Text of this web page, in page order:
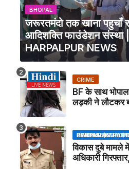
BHOPAL
जरूरतमंदो तक खाना पहुचाँ
आदिशक्ति फाउंडेशन संस्था |
HARPALPUR NEWS
CRIME
BF के साथ
लड़की ने लौटकर
BHOPAL SAMACHAR | NO 1 HINDI NEWS PORTAL OF CENTRAL INDIA (MADHYA PRADESH)
विकास दुबे मामले
अधिकारी